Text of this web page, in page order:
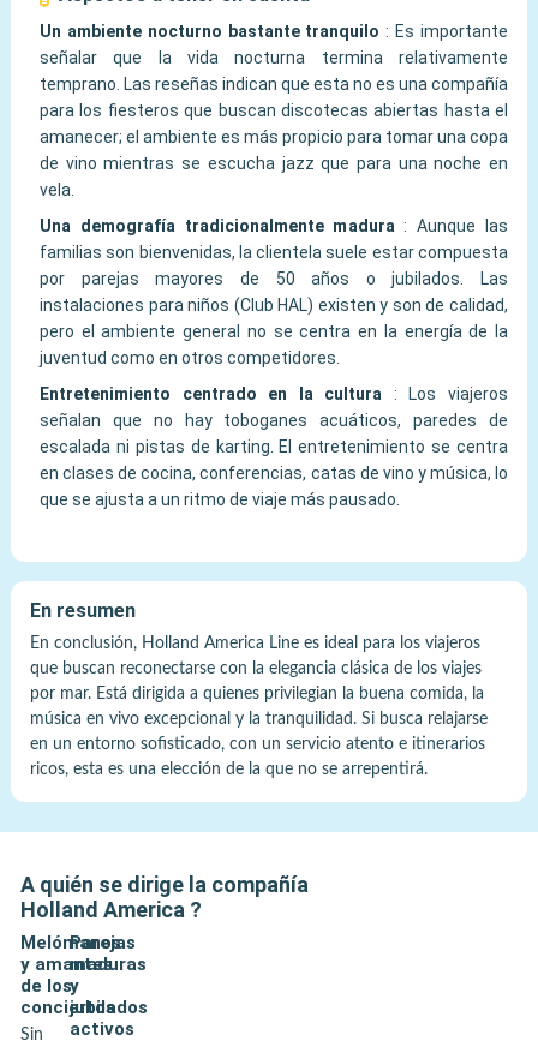
Un ambiente nocturno bastante tranquilo : Es importante
señalar que la vida nocturna termina relativamente
temprano. Las reseñas indican que esta no es una compañía
para los fiesteros que buscan discotecas abiertas hasta el
amanecer; el ambiente es más propicio para tomar una copa
de vino mientras se escucha jazz que para una noche en
vela.
Una demografía tradicionalmente madura :Aunque las
familias son bienvenidas, la clientela suele estar compuesta
por parejas mayores de 50 años o jubilados. Las
instalaciones para niños (Club HAL) existen y son de calidad,
pero el ambiente general no se centra en la energía de la
juventud como en otros competidores.
Entretenimiento centrado en la cultura
: Los viajeros
señalan que no hay toboganes acuáticos, paredes de
escalada ni pistas de karting. El entretenimiento se centra
en clases de cocina, conferencias, catas de vino y música, lo
que se ajusta a un ritmo de viaje más pausado.
En resumen
En conclusión, Holland America Line es ideal para los viajeros
que buscan reconectarse con la elegancia clásica de los viajes
por mar. Está dirigida a quienes privilegian la buena comida, la
música en vivo excepcional y la tranquilidad. Si busca relajarse
en un entorno sofisticado, con un servicio atento e itinerarios
ricos, esta es una elección de la que no se arrepentirá.
A quién se dirige la compañía
Holland America ?
Melómanos
y amantes
de los
conciertos
Sin
Parejas
maduras
y
jubilados
activos